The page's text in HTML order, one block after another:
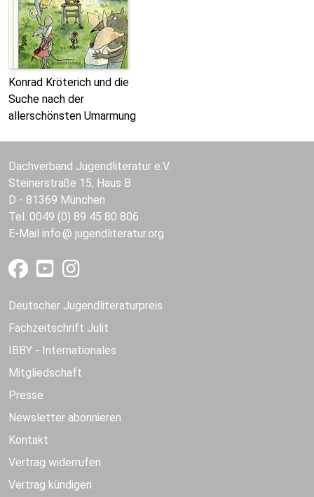
Konrad Kröterich und die
Suche nach der
allerschönsten Umarmung
Dachverband Jugendliteratur e.V.
Steinerstraße 15, Haus B
D - 81369 München
Tel. 0049 (0) 89 45 80 806
E-Mail info jugendliteratur.org
Deutscher Jugendliteraturpreis
Fachzeitschrift Julit
IBBY - Internationales
Mitgliedschaft
Presse
Newsletter abonnieren
Kontakt
Vertrag widerrufen
Vertrag kündigen